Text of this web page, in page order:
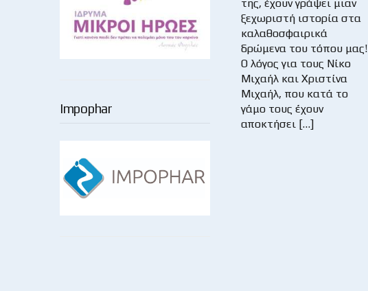
Impophar
της, έχουν γράψει μιαν
ξεχωριστή ιστορία στα
καλαθοσφαιρικά
δρώμενα του τόπου μας!
Ο λόγος για τους Νίκο
Μιχαήλ και Χριστίνα
Μιχαήλ, που κατά το
γάμο τους έχουν
αποκτήσει […]